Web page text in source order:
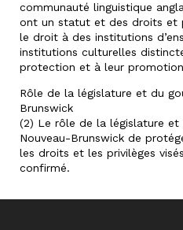
communauté linguistique
ont un statut et des droits et
le droit à des institutions
institutions culturelles
protection et à leur
Rôle de la législature et du
Brunswick
(2) Le rôle de la législature et
Nouveau-Brunswick de
les droits et les privilèges
confirmé.